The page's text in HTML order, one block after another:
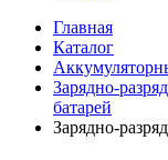
Главная
Каталог
Зарядно-
батарей
Зарядно-